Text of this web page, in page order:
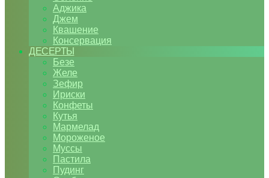
Аджика
Джем
Квашение
Консервация
ДЕСЕРТЫ
Безе
Желе
Зефир
Ириски
Конфеты
Кутья
Мармелад
Мороженое
Муссы
Пастила
Пудинг